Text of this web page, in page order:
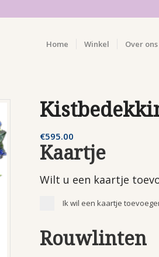
Home Winkel Over ons
€595.00
Kaartje
Wilt u een kaartje
Ik wil een kaartje
Rouwlinten